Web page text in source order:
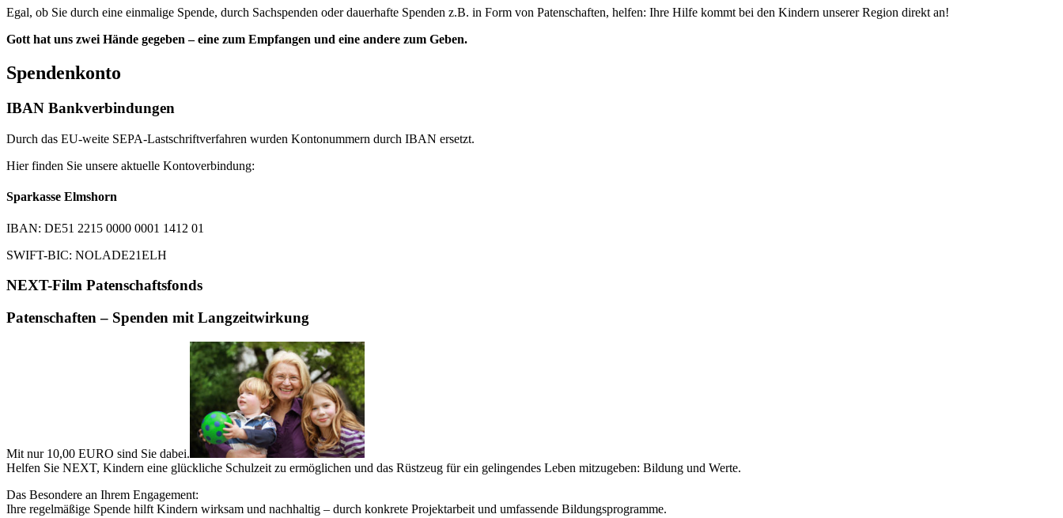
Egal, ob Sie durch eine einmalige Spende, durch Sachspenden oder dauerhafte Spenden z.B. in Form von Patenschaften, helfen: Ihre Hilfe kommt bei den Kindern unserer Region direkt an!
Gott hat uns zwei Hände gegeben – eine zum Empfangen und eine andere zum Geben.
Spendenkonto
IBAN Bankverbindungen
Durch das EU-weite SEPA-Lastschriftverfahren wurden Kontonummern durch IBAN ersetzt.
Hier finden Sie unsere aktuelle Kontoverbindung:
Sparkasse Elmshorn
IBAN: DE51 2215 0000 0001 1412 01
SWIFT-BIC: NOLADE21ELH
NEXT-Film Patenschaftsfonds
Patenschaften – Spenden mit Langzeitwirkung
Mit nur 10,00 EURO sind Sie dabei.
Helfen Sie NEXT, Kindern eine glückliche Schulzeit zu ermöglichen und das Rüstzeug für ein gelingendes Leben mitzugeben: Bildung und Werte.
Das Besondere an Ihrem Engagement:
Ihre regelmäßige Spende hilft Kindern wirksam und nachhaltig – durch konkrete Projektarbeit und umfassende Bildungsprogramme.